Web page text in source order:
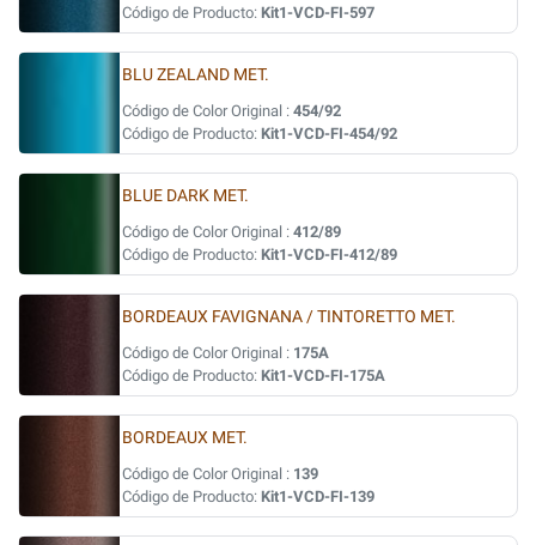
Código de Producto: Kit1-VCD-FI-597
BLU ZEALAND MET.
Código de Color Original : 454/92
Código de Producto: Kit1-VCD-FI-454/92
BLUE DARK MET.
Código de Color Original : 412/89
Código de Producto: Kit1-VCD-FI-412/89
BORDEAUX FAVIGNANA / TINTORETTO MET.
Código de Color Original : 175A
Código de Producto: Kit1-VCD-FI-175A
BORDEAUX MET.
Código de Color Original : 139
Código de Producto: Kit1-VCD-FI-139